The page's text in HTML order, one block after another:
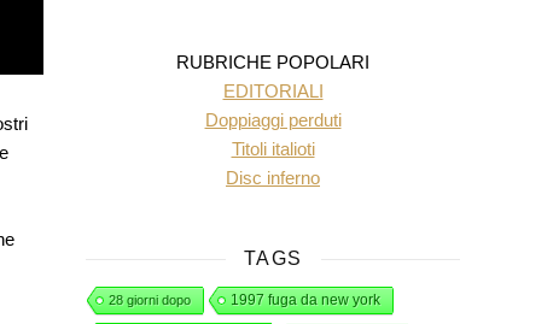
RUBRICHE POPOLARI
EDITORIALI
Doppiaggi perduti
Titoli italioti
Disc inferno
TAGS
28 giorni dopo 1997 fuga da new york